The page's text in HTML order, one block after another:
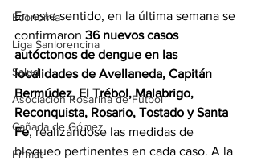
Economía
Liga Sanlorencina
Salud
Asociación Rosarina de Fútbol
Cañada de Gómez
Firmat
En este sentido, en la última semana se
confirmaron 36 nuevos casos
autóctonos de dengue en las
localidades de Avellaneda, Capitán
Bermúdez, El Trébol, Malabrigo,
Reconquista, Rosario, Tostado y Santa
Fe, realizándose las medidas de
bloqueo pertinentes en cada caso. A la